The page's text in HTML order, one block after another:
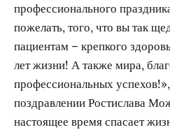
профессионального
пожелать, того, что вы так
пациентам – крепкого
лет жизни! А также мира,
профессиональных
поздравлении Ростислава
настоящее время спасает